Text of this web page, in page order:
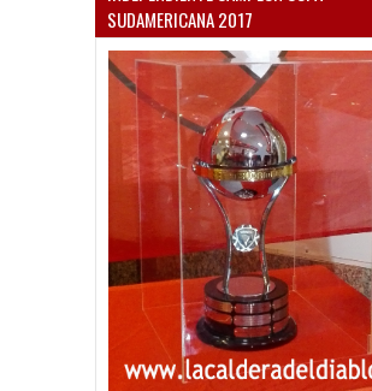
SUDAMERICANA 2017